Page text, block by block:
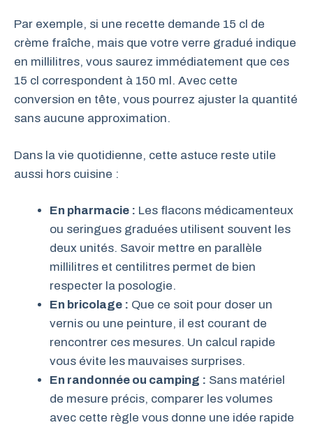
Par exemple, si une recette demande 15 cl de
crème fraîche, mais que votre verre gradué indique
en millilitres, vous saurez immédiatement que ces
15 cl correspondent à 150 ml. Avec cette
conversion en tête, vous pourrez ajuster la quantité
sans aucune approximation.
Dans la vie quotidienne, cette astuce reste utile
aussi hors cuisine :
En pharmacie : Les flacons médicamenteux
ou seringues graduées utilisent souvent les
deux unités. Savoir mettre en parallèle
millilitres et centilitres permet de bien
respecter la posologie.
En bricolage : Que ce soit pour doser un
vernis ou une peinture, il est courant de
rencontrer ces mesures. Un calcul rapide
vous évite les mauvaises surprises.
En randonnée ou camping : Sans matériel
de mesure précis, comparer les volumes
avec cette règle vous donne une idée rapide